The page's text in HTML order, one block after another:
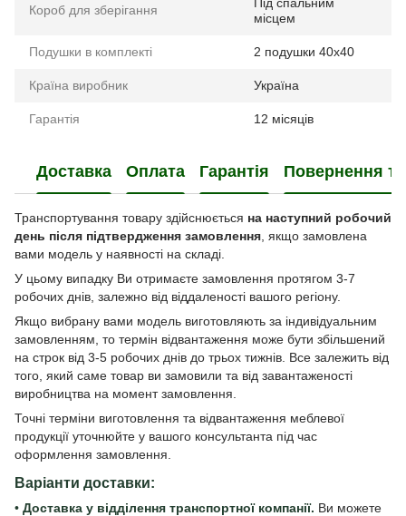
Короб для зберігання
місцем
Подушки в комплекті 2 подушки 40x40
Країна виробник Україна
Гарантія 12 місяців
Доставка Оплата Гарантія Повернення
Транспортування товару здійснюється на наступний робочий
день після підтвердження замовлення , якщо замовлена
вами модель у наявності на складі.
У цьому випадку Ви отримаєте замовлення протягом 3-7
робочих днів, залежно від віддаленості вашого регіону.
Якщо вибрану вами модель виготовляють за індивідуальним
замовленням, то термін відвантаження може бути збільшений
на строк від 3-5 робочих днів до трьох тижнів. Все залежить від
того, який саме товар ви замовили та від завантаженості
виробництва на момент замовлення.
Точні терміни виготовлення та відвантаження меблевої
продукції уточнюйте у вашого консультанта під час
оформлення замовлення.
Варіанти доставки:
• Доставка у відділення транспортної компанії. Ви можете